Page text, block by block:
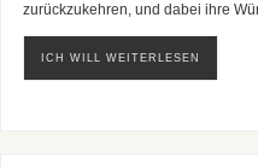
zurückzukehren, und dabei ihre
ICH WILL WEITERLESEN